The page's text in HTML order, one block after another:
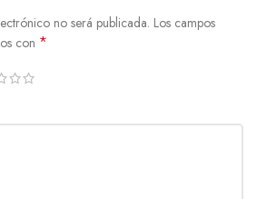
no será publicada. Los campos
con *